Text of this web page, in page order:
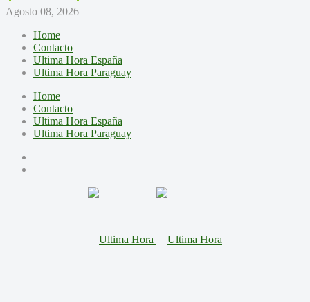
Agosto 08, 2026
Home
Contacto
Ultima Hora España
Ultima Hora Paraguay
Home
Contacto
Ultima Hora España
Ultima Hora Paraguay